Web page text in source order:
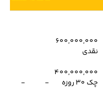
600,000,000
نقدی
400,000,000
چک 30 روزه
-
-